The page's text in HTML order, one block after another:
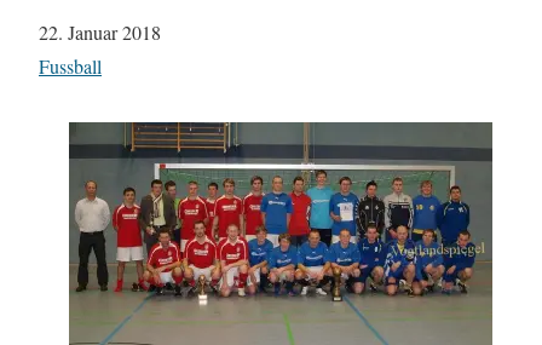
Datum
22. Januar 2018
In Bezug auf
Fussball